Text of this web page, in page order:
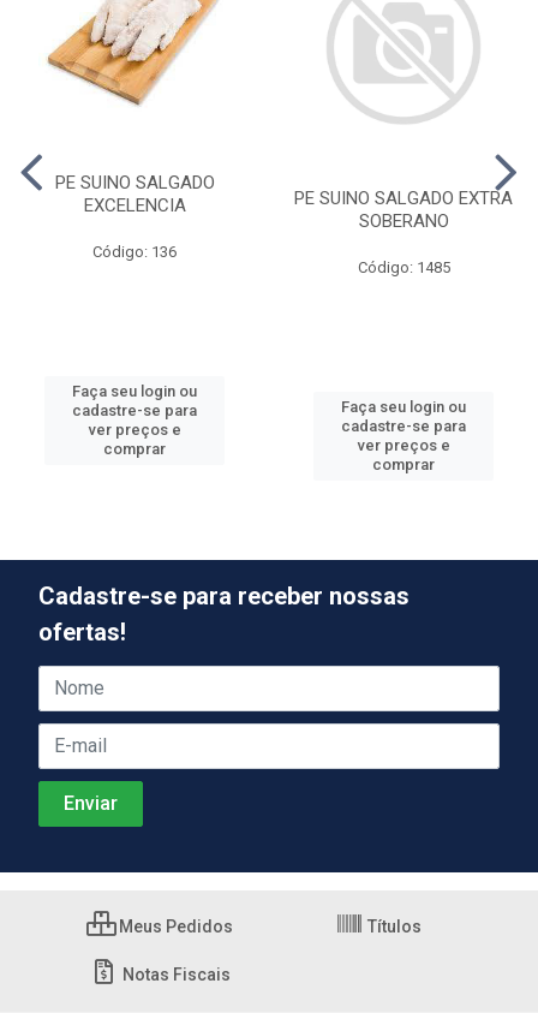
PE SUINO SALGADO
EXCELENCIA
Código: 136
Faça seu login ou
cadastre-se para
ver preços e
comprar
PE SUINO SALGADO EXTRA
SOBERANO
Código: 1485
Faça seu login ou
cadastre-se para
ver preços e
comprar
Cadastre-se para receber nossas
ofertas!
Meus Pedidos Títulos
Notas Fiscais